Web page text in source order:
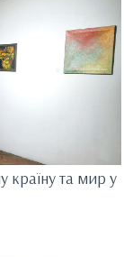
країну та мир у